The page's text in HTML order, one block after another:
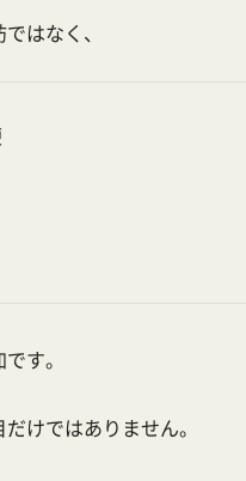
はなく、
す。
けではありません。